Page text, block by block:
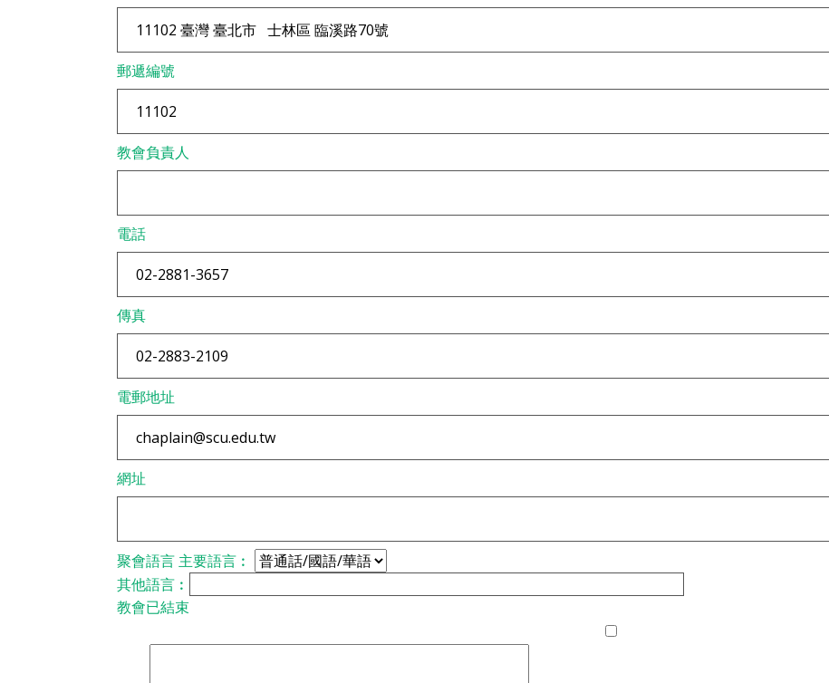
郵遞編號
教會負責人
電話
傳真
電郵地址
網址
聚會語言 主要語言︰
其他語言︰
教會已結束